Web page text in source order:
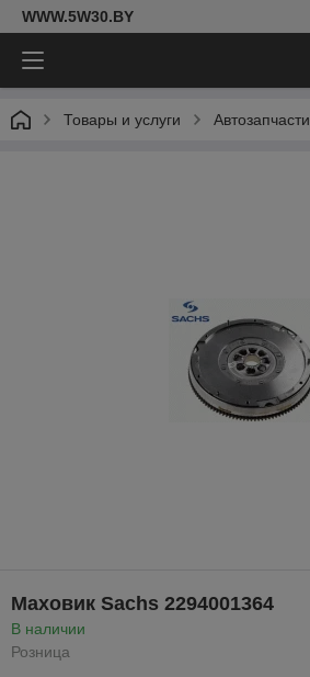
WWW.5W30.BY
Товары и услуги Автозапчасти
Маховик Sachs 2294001364
В наличии
Розница